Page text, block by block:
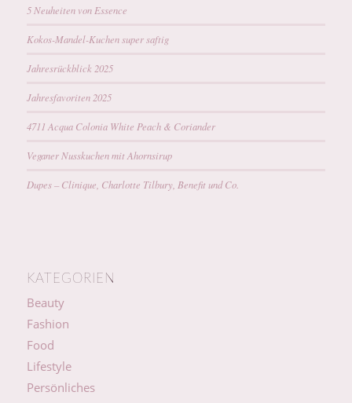
5 Neuheiten von Essence
Kokos-Mandel-Kuchen super saftig
Jahresrückblick 2025
Jahresfavoriten 2025
4711 Acqua Colonia White Peach & Coriander
Veganer Nusskuchen mit Ahornsirup
Dupes – Clinique, Charlotte Tilbury, Benefit und Co.
KATEGORIEN
Beauty
Fashion
Food
Lifestyle
Persönliches